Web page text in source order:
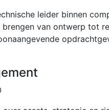
leider binnen
van ontwerp tot